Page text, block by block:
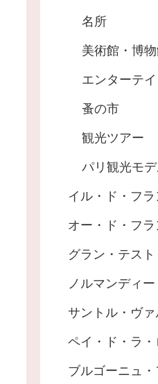
名所
美術館・博
エンターテ
蚤の市
観光ツアー
パリ観光モ
イル・ド・フラ
オー・ド・フラ
グラン・テスト
ノルマンディー
サントル・ヴ
ペイ・ド・ラ
ブルゴーニュ